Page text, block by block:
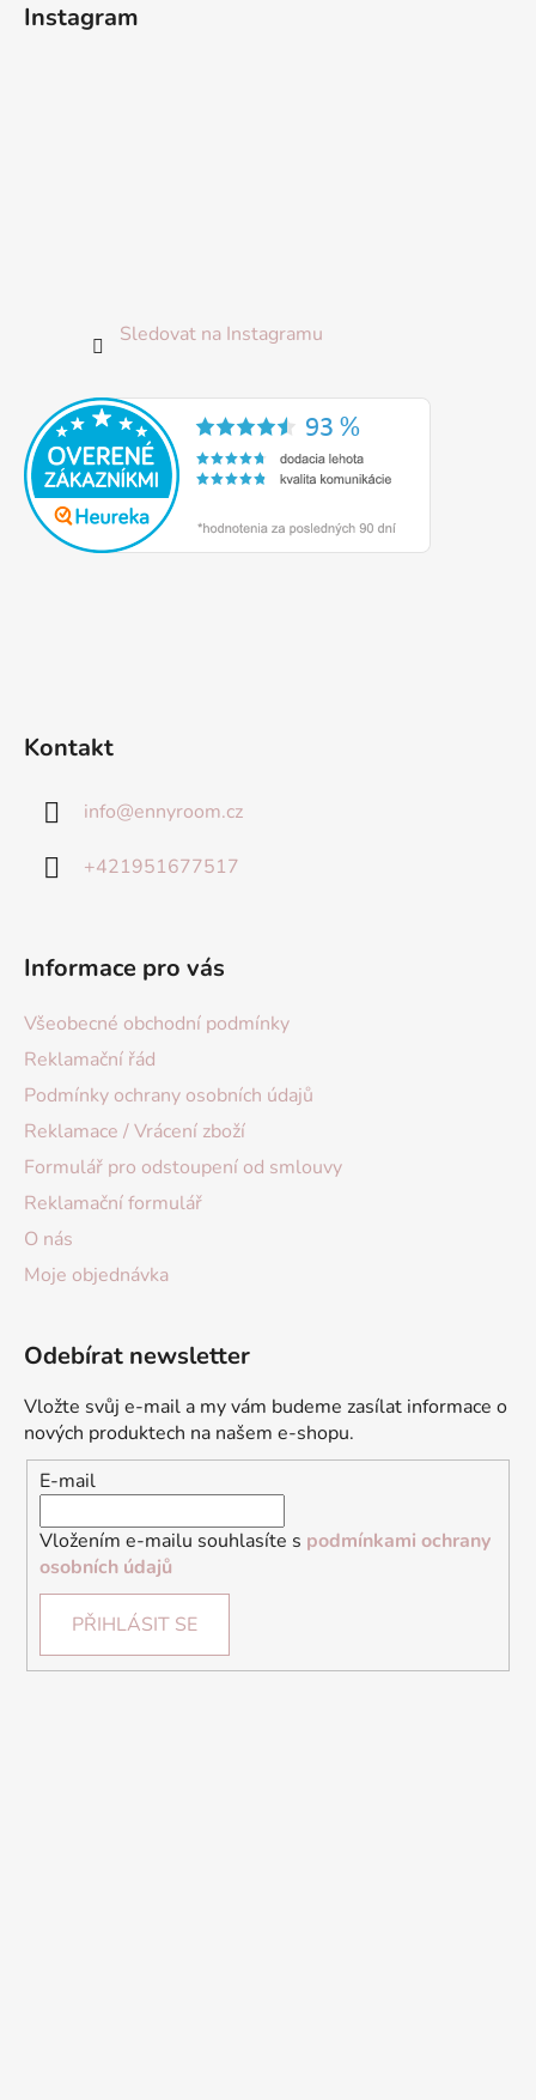
Instagram
Sledovat na Instagramu
Kontakt
info@ennyroom.cz
+421951677517
Informace pro vás
Všeobecné obchodní podmínky
Reklamační řád
Podmínky ochrany osobních údajů
Reklamace / Vrácení zboží
Formulář pro odstoupení od smlouvy
Reklamační formulář
O nás
Moje objednávka
Odebírat newsletter
Vložte svůj e-mail a my vám budeme zasílat informace o
nových produktech na našem e-shopu.
E-mail
Vložením e-mailu souhlasíte s podmínkami ochrany
osobních údajů
PŘIHLÁSIT SE